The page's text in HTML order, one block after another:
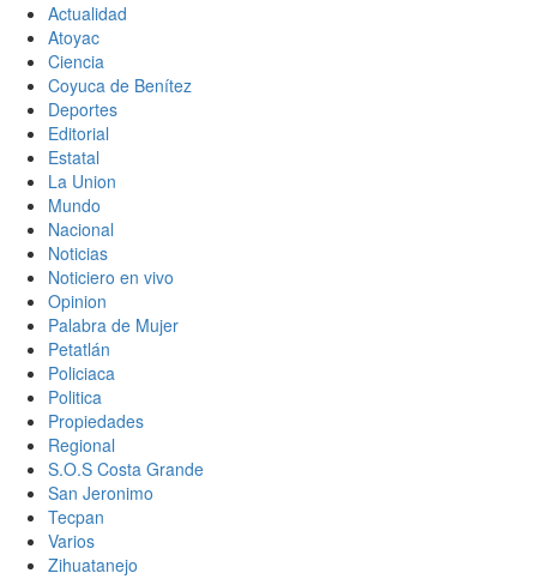
Actualidad
Atoyac
Ciencia
Coyuca de Benítez
Deportes
Editorial
Estatal
La Union
Mundo
Nacional
Noticias
Noticiero en vivo
Opinion
Palabra de Mujer
Petatlán
Policiaca
Politica
Propiedades
Regional
S.O.S Costa Grande
San Jeronimo
Tecpan
Varios
Zihuatanejo